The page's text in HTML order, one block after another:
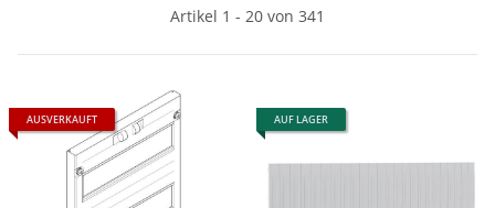
Artikel 1 - 20 von 341
AUSVERKAUFT AUF LAGER